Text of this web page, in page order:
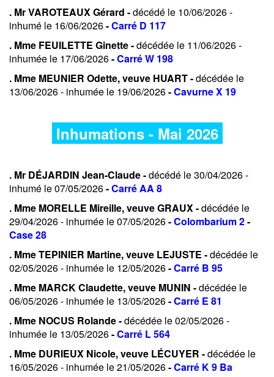
. Mr VAROTEAUX Gérard -décédé le 10/06/2026 -
inhumé le 16/06/2026-Carré D 117
. Mme FEUILETTE Ginette -décédée le 11/06/2026 -
inhumée le 17/06/2026-Carré W 198
. Mme MEUNIER Odette, veuve HUART -décédée le
13/06/2026 - inhumée le 19/06/2026-Cavurne X 19
Inhumations - Mai 2026
. Mr DÉJARDIN Jean-Claude -décédé le 30/04/2026 -
inhumé le 07/05/2026-Carré AA 8
. Mme MORELLE Mireille, veuve GRAUX -décédée le
29/04/2026 - inhumée le 07/05/2026-Colombarium 2-
Case 28
. Mme TEPINIER Martine, veuve LEJUSTE -décédée le
02/05/2026 - inhumée le 12/05/2026-Carré B 95
. Mme MARCK Claudette, veuve MUNIN -décédée le
06/05/2026 - inhumée le 13/05/2026-Carré E 81
. Mme NOCUS Rolande -décédée le 02/05/2026 -
inhumée le 13/05/2026-Carré L 564
. Mme DURIEUX Nicole, veuve LÉCUYER -décédée le
16/05/2026 - inhumée le 21/05/2026-Carré K 9 Ba